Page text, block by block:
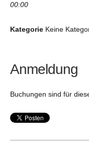
00:00
Kategorie Keine
Anmeldung
Buchungen sind für